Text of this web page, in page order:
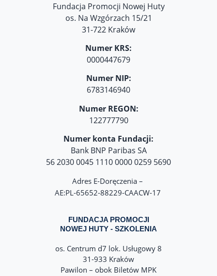
Fundacja Promocji Nowej Huty
os. Na Wzgórzach 15/21
31-722 Kraków
Numer KRS:
0000447679
Numer NIP:
6783146940
Numer REGON:
122777790
Numer konta Fundacji:
Bank BNP Paribas SA
56 2030 0045 1110 0000 0259 5690
Adres E-Doręczenia –
AE:PL-65652-88229-CAACW-17
FUNDACJA PROMOCJI
NOWEJ HUTY - SZKOLENIA
os. Centrum d7 lok. Usługowy 8
31-933 Kraków
Pawilon – obok Biletów MPK